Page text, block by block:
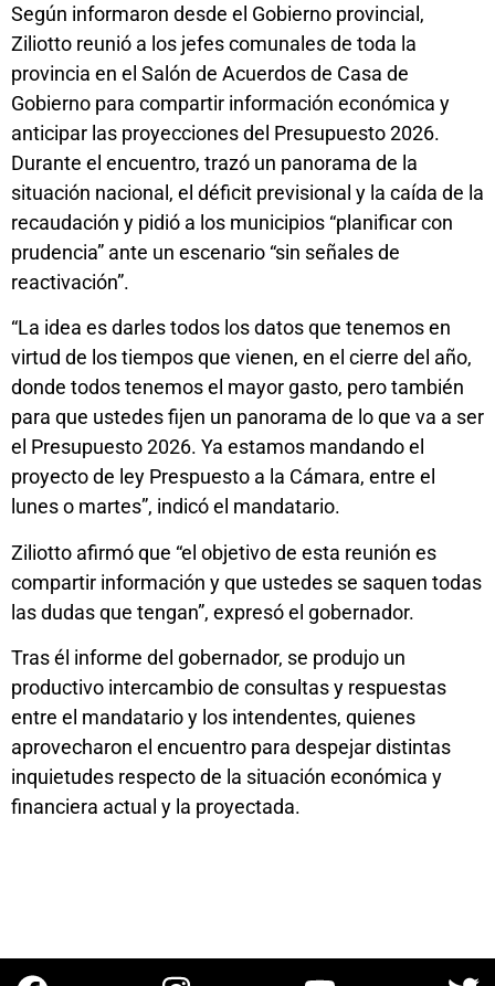
Según informaron desde el Gobierno provincial,
Ziliotto reunió a los jefes comunales de toda la
provincia en el Salón de Acuerdos de Casa de
Gobierno para compartir información económica y
anticipar las proyecciones del Presupuesto 2026.
Durante el encuentro, trazó un panorama de la
situación nacional, el déficit previsional y la caída de la
recaudación y pidió a los municipios “planificar con
prudencia” ante un escenario “sin señales de
reactivación”.
“La idea es darles todos los datos que tenemos en
virtud de los tiempos que vienen, en el cierre del año,
donde todos tenemos el mayor gasto, pero también
para que ustedes fijen un panorama de lo que va a ser
el Presupuesto 2026. Ya estamos mandando el
proyecto de ley Prespuesto a la Cámara, entre el
lunes o martes”, indicó el mandatario.
Ziliotto afirmó que “el objetivo de esta reunión es
compartir información y que ustedes se saquen todas
las dudas que tengan”, expresó el gobernador.
Tras él informe del gobernador, se produjo un
productivo intercambio de consultas y respuestas
entre el mandatario y los intendentes, quienes
aprovecharon el encuentro para despejar distintas
inquietudes respecto de la situación económica y
financiera actual y la proyectada.